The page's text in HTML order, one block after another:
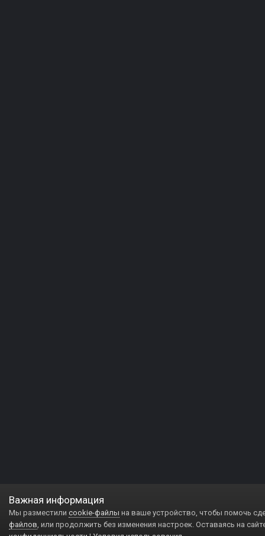
Важная информация
Мы разместили cookie-файлы на ваше устройство, чтобы помочь
файлов, или продолжить без изменения настроек. Оставаясь на